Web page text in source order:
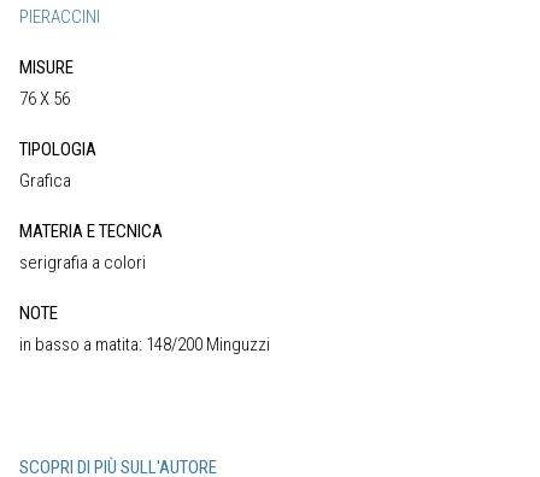
PIERACCINI
MISURE
76 X 56
TIPOLOGIA
Grafica
MATERIA E TECNICA
serigrafia a colori
NOTE
in basso a matita: 148/200 Minguzzi
SCOPRI DI PIÙ SULL'AUTORE